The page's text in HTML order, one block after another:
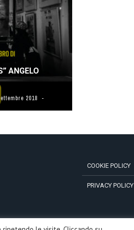
ANGELO
2018
COOKIE POLICY
PRIVACY POLICY